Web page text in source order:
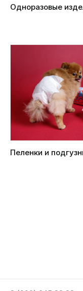
Одноразовые
Пеленки и